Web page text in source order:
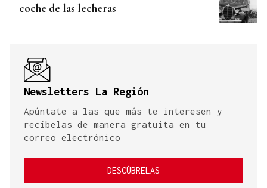
coche de las lecheras
Newsletters La Región
Apúntate a las que más te interesen y
recíbelas de manera gratuita en tu
correo electrónico
DESCÚBRELAS